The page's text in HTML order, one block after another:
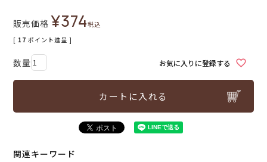
販売価格 ¥374税込
[ 17 ポイント進呈 ]
お気に入りに登録する
カートに入れる
関連キーワード